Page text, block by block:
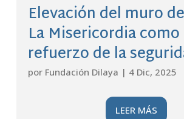
Elevación del muro
La Misericordia como
refuerzo de la
por Fundación Dilaya | 4 Dic, 2025
LEER MÁS